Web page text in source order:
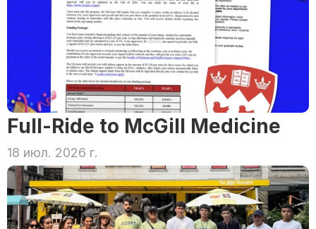
Full-Ride to McGill Medicine
18 июл. 2026 г.